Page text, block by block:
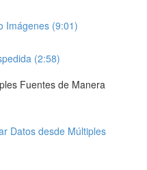
Imágenes (9:01)
(2:58)
Fuentes de Manera
Datos desde Múltiples